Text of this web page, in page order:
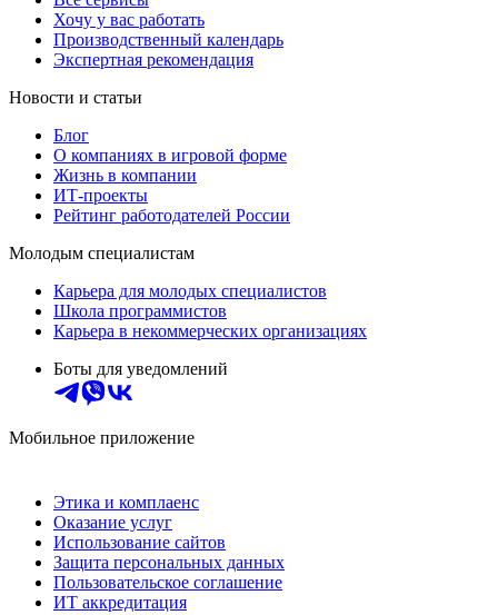
Хочу у вас работать
Производственный календарь
Экспертная рекомендация
Новости и статьи
Блог
О компаниях в игровой форме
Жизнь в компании
ИТ-проекты
Рейтинг работодателей России
Молодым специалистам
Карьера для молодых специалистов
Школа программистов
Карьера в некоммерческих организациях
Боты для уведомлений
Мобильное приложение
Этика и комплаенс
Оказание услуг
Использование сайтов
Защита персональных данных
Пользовательское соглашение
ИТ аккредитация